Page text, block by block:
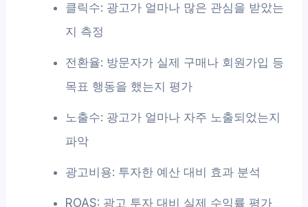
클릭수: 광고가 얼마나 많은 관심을 받았는
지 측정
전환율: 방문자가 실제 구매나 회원가입 등
목표 행동을 했는지 평가
노출수: 광고가 얼마나 자주 노출되었는지
파악
광고비용: 투자한 예산 대비 효과 분석
ROAS: 광고 투자 대비 실제 수익률 평가